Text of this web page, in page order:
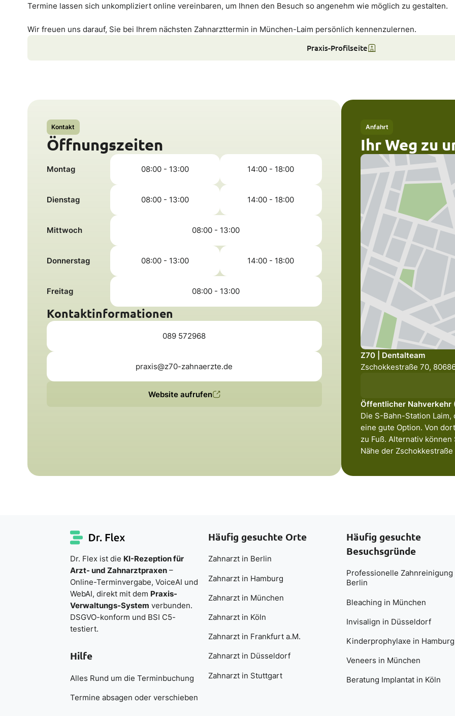
Termine lassen sich unkompliziert online vereinbaren, um Ihnen den Besuch so angenehm wie möglich zu gestalten.
Wir freuen uns darauf, Sie bei Ihrem nächsten Zahnarzttermin in München-Laim persönlich kennenzulernen.
Praxis-Profilseite
Kontakt
Öffnungszeiten
Montag 08:00 - 13:00 14:00 - 18:00
Dienstag 08:00 - 13:00 14:00 - 18:00
Mittwoch 08:00 - 13:00
Donnerstag 08:00 - 13:00 14:00 - 18:00
Freitag 08:00 - 13:00
Kontaktinformationen
089 572968
praxis@z70-zahnaerzte.de
Website aufrufen
Anfahrt
Ihr Weg zu
Z70 | Dentalteam
Zschokkestraße 70,
Öffentlicher Nahverkehr
Die S-Bahn-Station
eine gute Option. Von
zu Fuß. Alternativ
Nähe der
Dr. Flex ist die KI-Rezeption für
Arzt- und Zahnarztpraxen–
Online-Terminvergabe, VoiceAI und
WebAI, direkt mit dem Praxis-
Verwaltungs-System verbunden.
DSGVO-konform und BSI C5-
testiert.
Hilfe
Alles Rund um die Terminbuchung
Termine absagen oder verschieben
Häufig gesuchte Orte
Zahnarzt in Berlin
Zahnarzt in Hamburg
Zahnarzt in München
Zahnarzt in Köln
Zahnarzt in Frankfurt a.M.
Zahnarzt in Düsseldorf
Zahnarzt in Stuttgart
Häufig gesuchte
Besuchsgründe
Professionelle Zahnreinigung
Berlin
Bleaching in München
Invisalign in Düsseldorf
Kinderprophylaxe in Hamburg
Veneers in München
Beratung Implantat in Köln